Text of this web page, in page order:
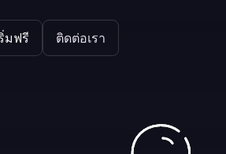
มฟรี ติดต่อเรา